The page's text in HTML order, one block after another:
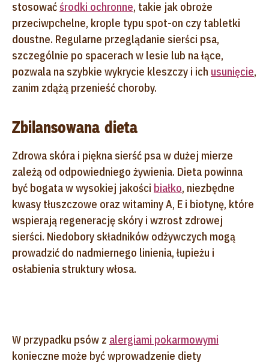
stosowaćśrodki ochronne, takie jak obroże
przeciwpchelne, krople typu spot-on czy tabletki
doustne. Regularne przeglądanie sierści psa,
szczególnie po spacerach w lesie lub na łące,
pozwala na szybkie wykrycie kleszczy i ich usunięcie,
zanim zdążą przenieść choroby.
Zbilansowana dieta
Zdrowa skóra i piękna sierść psa w dużej mierze
zależą od odpowiedniego żywienia. Dieta powinna
być bogata w wysokiej jakości białko, niezbędne
kwasy tłuszczowe oraz witaminy A, E i biotynę, które
wspierają regenerację skóry i wzrost zdrowej
sierści. Niedobory składników odżywczych mogą
prowadzić do nadmiernego linienia, łupieżu i
osłabienia struktury włosa.
W przypadku psów z alergiami pokarmowymi
konieczne może być wprowadzenie diety